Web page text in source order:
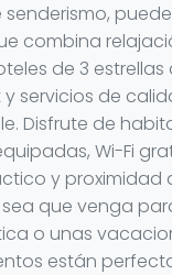
combina
de 3
servicios de
Disfrute de
Wi-Fi
y proximidad
sea que venga
o unas
están